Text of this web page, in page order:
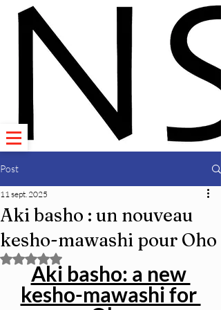
Post
Aki basho : un nouveau
kesho-mawashi pour Oho
11 sept. 2025
Noté NaN étoiles sur 5.
Aki basho: a new
kesho-mawashi for